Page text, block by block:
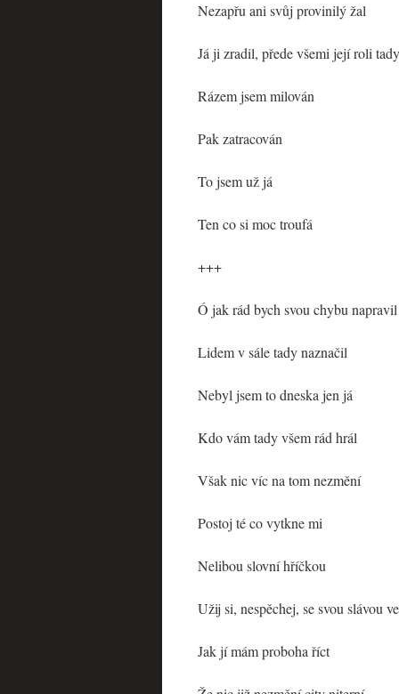
Nezapřu ani svůj provinilý žal
Já ji zradil, přede všemi její roli
Rázem jsem milován
Pak zatracován
To jsem už já
Ten co si moc troufá
+++
Ó jak rád bych svou chybu napravil
Lidem v sále tady naznačil
Nebyl jsem to dneska jen já
Kdo vám tady všem rád hrál
Však nic víc na tom nezmění
Postoj té co vytkne mi
Nelibou slovní hříčkou
Užij si, nespěchej, se svou slávou
Jak jí mám proboha říct